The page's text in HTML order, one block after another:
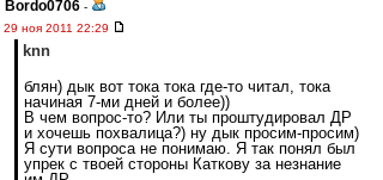
Bordo0706 -
29 ноя 2011 22:29
knn
блян) дык вот тока тока где-то читал, тока
начиная 7-ми дней и более))
В чем вопрос-то? Или ты проштудировал ДР
и хочешь похвалица?) ну дык просим-просим)
Я сути вопроса не понимаю. Я так понял был
упрек с твоей стороны Каткову за незнание